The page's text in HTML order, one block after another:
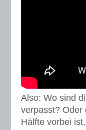
Also: Wo sind
verpasst? Oder
Hälfte vorbei